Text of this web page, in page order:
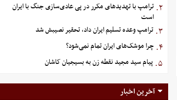
۲. ترامپ با تهدیدهای مکرر در پی عادی‌سازی جنگ با ایران
است
۳. ترامپ وعده تسلیم ایران داد، تحقیر نصیبش شد
۴. چرا موشک‌های ایران تمام نمی‌شود؟
۵. پیام سید مجید نقطه زن به بسیجیان کاشان
آخرین اخبار